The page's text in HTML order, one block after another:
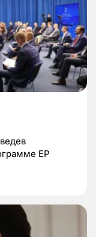
ЕР